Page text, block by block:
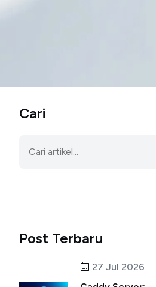
Cari
Post Terbaru
27 Jul 2026